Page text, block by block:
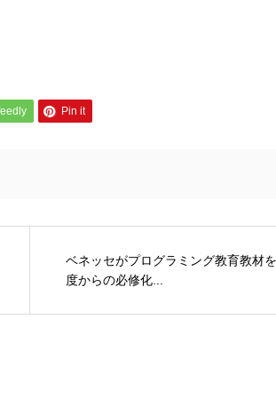
Pin it
ベネッセがプログラミング教育教材
度からの必修化...